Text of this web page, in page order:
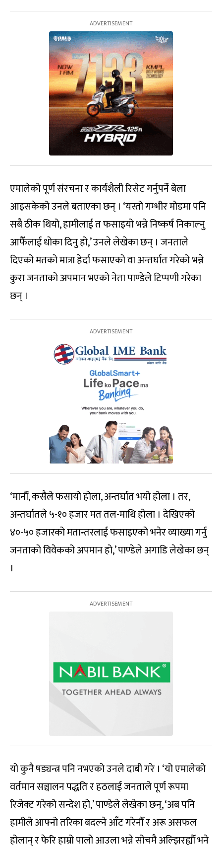
एमालेको पूर्ण संरचना र कार्यशैली रिसेट गर्नुपर्ने बेला
आइसकेको उनले बताएका छन् । ‘यस्तो गम्भीर मोडमा पनि
सबै ठीक थियो, हामीलाई त फसाइयो भन्ने निष्कर्ष निकाल्नु
आफैँलाई धोका दिनु हो,’ उनले लेखेका छन् । जनताले
दिएको मतको मात्रा हेर्दा फसाएको वा अन्तर्घात गरेको भन्ने
कुरा जनताको अपमान भएको नेता पाण्डेले टिप्पणी गरेका
छन् ।
‘मानौँ, कसैले फसायो होला, अन्तर्घात भयो होला । तर,
अन्तर्घातले ५-१० हजार मत तल-माथि होला । देखिएको
४०-५० हजारको मतान्तरलाई फसाइएको भनेर व्याख्या गर्नु
जनताको विवेकको अपमान हो,’ पाण्डेले अगाडि लेखेका छन्
।
यो कुनै षड्यन्त्र पनि नभएको उनले दाबी गरे । ‘यो एमालेको
वर्तमान सञ्चालन पद्धति र हठलाई जनताले पूर्ण रूपमा
रिजेक्ट गरेको सन्देश हो,’ पाण्डेले लेखेका छन्, ‘अब पनि
हामीले आफ्नो तरिका बदल्ने आँट गरेनौँ र अरू असफल
होलान् र फेरि हाम्रो पालो आउला भन्ने सोचमै अल्झिरह्यौँ भने